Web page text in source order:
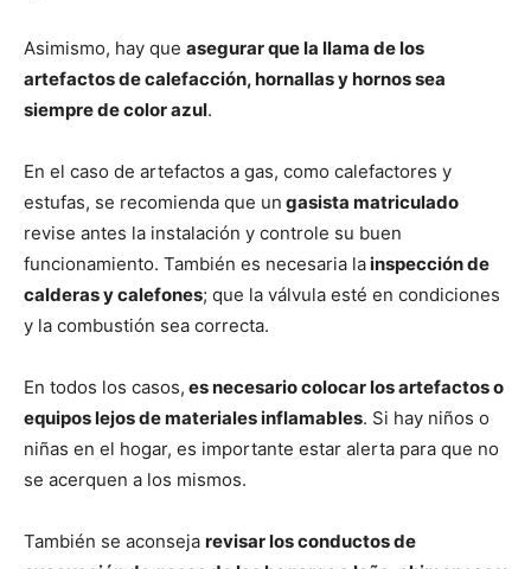
Asimismo, hay que asegurar que la llama de los
artefactos de calefacción, hornallas y hornos sea
siempre de color azul.
En el caso de artefactos a gas, como calefactores y
estufas, se recomienda que un gasista matriculado
revise antes la instalación y controle su buen
funcionamiento. También es necesaria lainspección de
calderas y calefones; que la válvula esté en condiciones
y la combustión sea correcta.
En todos los casos, es necesario colocar los artefactos o
equipos lejos de materiales inflamables. Si hay niños o
niñas en el hogar, es importante estar alerta para que no
se acerquen a los mismos.
También se aconseja revisar los conductos de